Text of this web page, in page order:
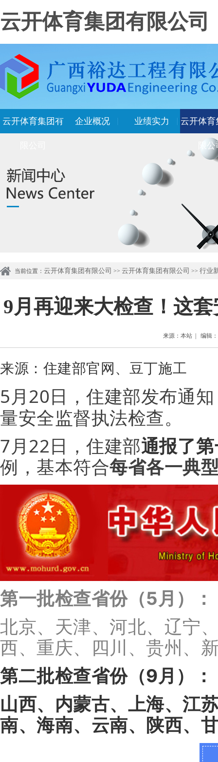
云开体育集团有限公司
云开体育集团有 企业概况 业绩实力 云开体育
限
当前位置： 云开体育集团有限公司 >> 云开体育集团有限公司 >> 行业
9月再迎来大检查！这
来源：本站 | 编辑
来源：住建部官网、豆丁施工
5月20日，住建部发布通
量安全监督执法检查。
7月22日，住建部通报了
例，基本符合每省各一典
第一批检查省份（5月）：
北京、天津、河北、辽宁
西、重庆、四川、贵州、
第二批检查省份（9月）：
山西、内蒙古、上海、江
南、海南、云南、陕西、